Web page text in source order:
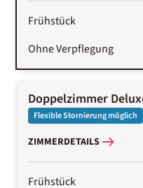
Frühstück
Ohne Verpflegung
Doppelzimmer
Flexible Stornierung möglich
ZIMMERDETAILS
Frühstück